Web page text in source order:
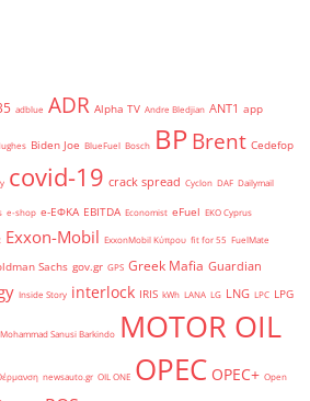
adblue ADR Alpha TV Andre Bledjian ANT1 app
Biden Joe BlueFuel Bosch BPBrent Cedefop
covid-19 crack spread Cyclon DAF Dailymail
e-shop e-ΕΦΚΑ EBITDA Economist eFuel EKO Cyprus
Exxon-Mobil ExxonMobil Κύπρου fit for 55 FuelMate
Sachs gov.gr GPS Greek Mafia Guardian
Inside Story interlock IRIS kWh LANA LG LNG LPC LPG
Mohammad Sanusi Barkindo MOTOR OIL
newsauto.gr OIL ONE OPEC OPEC+ Open